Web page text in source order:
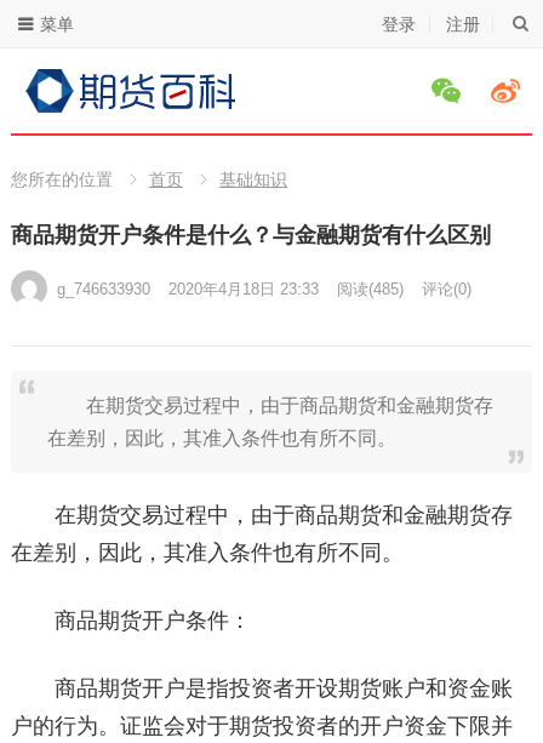
登录 注册
菜单
您所在的位置 首页 基础知识
商品期货开户条件是什么？与金融期货有什么区别
g_746633930 2020年4月18日 23:33 阅读(485) 评论(0)
在期货交易过程中，由于商品期货和金融期货存
在差别，因此，其准入条件也有所不同。
在期货交易过程中，由于商品期货和金融期货存
在差别，因此，其准入条件也有所不同。
商品期货开户条件：
商品期货开户是指投资者开设期货账户和资金账
户的行为。证监会对于期货投资者的开户资金下限并